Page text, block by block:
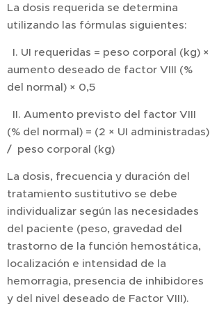
La dosis requerida se determina
utilizando las fórmulas siguientes:
I. UI requeridas = peso corporal (kg) ×
aumento deseado de factor VIII (%
del normal) × 0,5
II. Aumento previsto del factor VIII
(% del normal) = (2 × UI administradas)
/ peso corporal (kg)
La dosis, frecuencia y duración del
tratamiento sustitutivo se debe
individualizar según las necesidades
del paciente (peso, gravedad del
trastorno de la función hemostática,
localización e intensidad de la
hemorragia, presencia de inhibidores
y del nivel deseado de Factor VIII).